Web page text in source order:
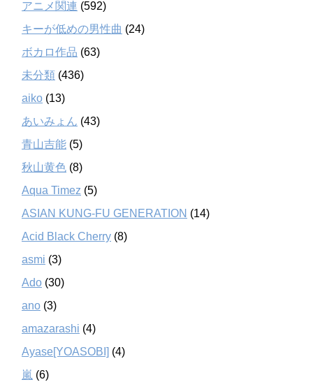
アニメ関連 (592)
キーが低めの男性曲 (24)
ボカロ作品 (63)
未分類 (436)
aiko (13)
あいみょん (43)
青山吉能 (5)
秋山黄色 (8)
Aqua Timez (5)
ASIAN KUNG-FU GENERATION (14)
Acid Black Cherry (8)
asmi (3)
Ado (30)
ano (3)
amazarashi (4)
Ayase[YOASOBI] (4)
嵐 (6)